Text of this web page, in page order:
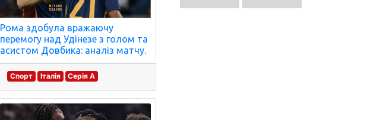
Рома здобула вражаючу
перемогу над Удінезе з голом та
асистом Довбика: аналіз матчу.
Спорт Італія Серія A